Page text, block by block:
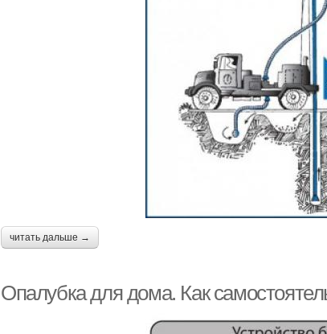
читать дальше →
Опалубка для дома. Как